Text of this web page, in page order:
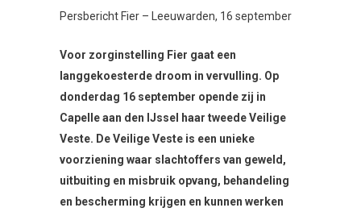
Persbericht Fier – Leeuwarden, 16 september
Voor zorginstelling Fier gaat een
langgekoesterde droom in vervulling. Op
donderdag 16 september opende zij in
Capelle aan den IJssel haar tweede Veilige
Veste. De Veilige Veste is een unieke
voorziening waar slachtoffers van geweld,
uitbuiting en misbruik opvang, behandeling
en bescherming krijgen en kunnen werken